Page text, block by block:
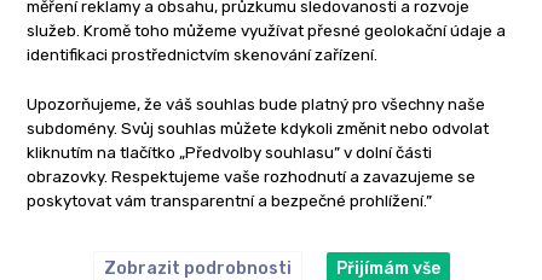
měření reklamy a obsahu, průzkumu sledovanosti a rozvoje
služeb. Kromě toho můžeme využívat přesné geolokační údaje a
identifikaci prostřednictvím skenování zařízení.
Upozorňujeme, že váš souhlas bude platný pro všechny naše
subdomény. Svůj souhlas můžete kdykoli změnit nebo odvolat
kliknutím na tlačítko „Předvolby souhlasu” v dolní části
obrazovky. Respektujeme vaše rozhodnutí a zavazujeme se
poskytovat vám transparentní a bezpečné prohlížení.”
Zobrazit podrobnosti Přijímám vše